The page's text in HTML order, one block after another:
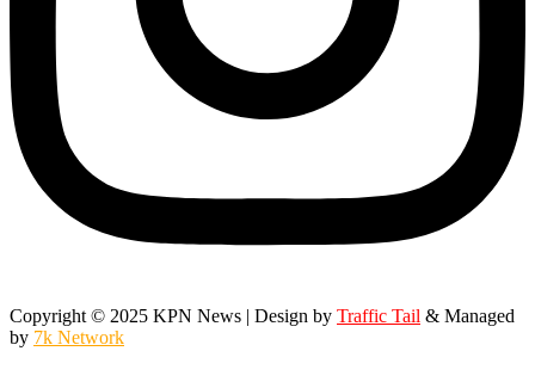
Copyright © 2025 KPN News | Design by Traffic Tail & Managed
by 7k Network